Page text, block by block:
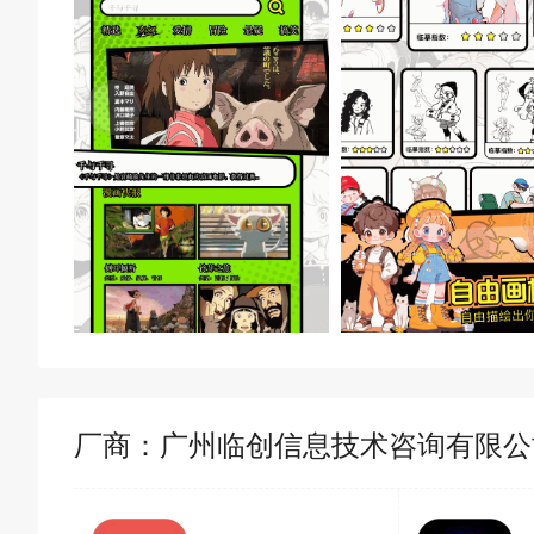
厂商： 广州临创信息技术咨询有限